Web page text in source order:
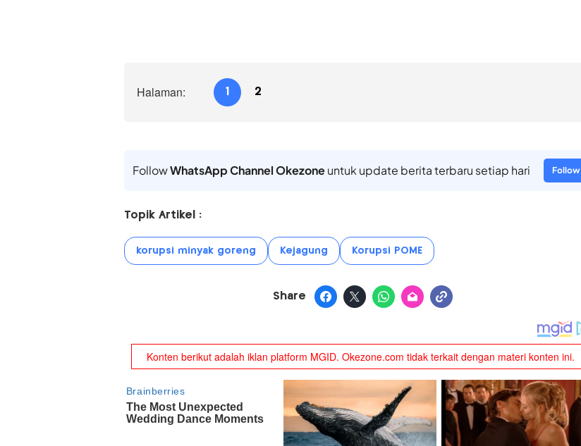
Halaman: 1 2
FollowWhatsApp Channel Okezoneuntuk update berita terbaru setiap hari Follow
Topik Artikel :
korupsi minyak goreng Kejagung Korupsi POME
Share